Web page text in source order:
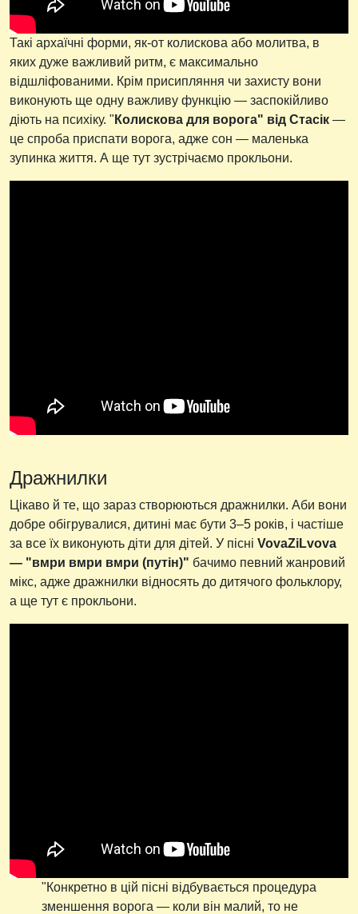
Такі архаїчні форми, як-от колискова або молитва, в
яких дуже важливий ритм, є максимально
відшліфованими. Крім присипляння чи захисту вони
виконують ще одну важливу функцію — заспокійливо
діють на психіку. " Колискова для ворога" від Стасік —
це спроба приспати ворога, адже сон — маленька
зупинка життя. А ще тут зустрічаємо прокльони.
Дражнилки
Цікаво й те, що зараз створюються дражнилки. Аби вони
добре обігрувалися, дитині має бути 3–5 років, і частіше
за все їх виконують діти для дітей. У пісні VovaZiLvova
— "вмри вмри вмри (путін)" бачимо певний жанровий
мікс, адже дражнилки відносять до дитячого фольклору,
а ще тут є прокльони.
"Конкретно в цій пісні відбувається процедура
зменшення ворога — коли він малий, то не